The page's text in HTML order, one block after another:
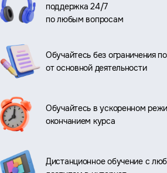
поддержка 24/7
по любым вопросам
Обучайтесь без ограничения
от основной деятельности
Обучайтесь в ускоренном
окончанием курса
Дистанционное обучение с